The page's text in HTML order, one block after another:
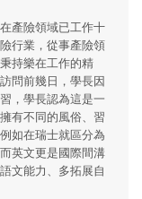
產險領域已工作十
行業，從事產險領
持樂在工作的精
問前幾日，學長因
，學長認為這是一
有不同的風俗、習
如在瑞士就區分為
英文更是國際間溝
文能力、多拓展自